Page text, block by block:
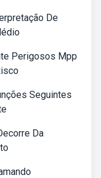
De
Perigosos Mpp
Seguintes
Da